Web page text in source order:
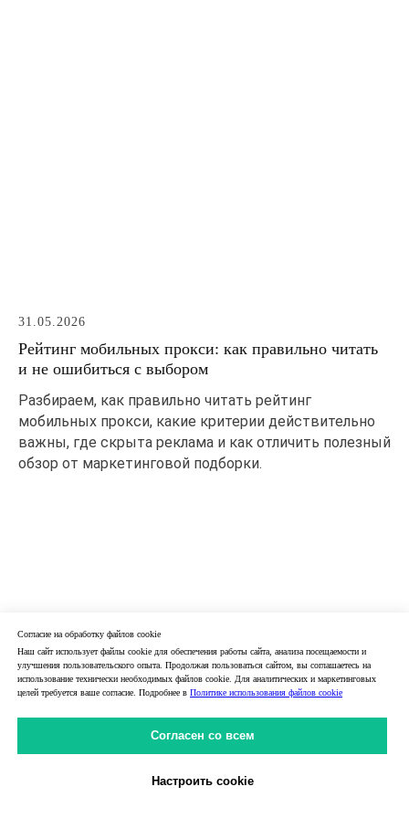
31.05.2026
Рейтинг мобильных прокси: как правильно читать
и не ошибиться с выбором
Разбираем, как правильно читать рейтинг
мобильных прокси, какие критерии действительно
важны, где скрыта реклама и как отличить полезный
обзор от маркетинговой подборки.
Согласие на обработку файлов cookie
Наш сайт использует файлы cookie для обеспечения работы сайта, анализа посещаемости и
улучшения пользовательского опыта. Продолжая пользоваться сайтом, вы соглашаетесь на
использование технически необходимых файлов cookie. Для аналитических и маркетинговых
целей требуется ваше согласие. Подробнее в Политике использования файлов cookie
Согласен со всем
Настроить cookie